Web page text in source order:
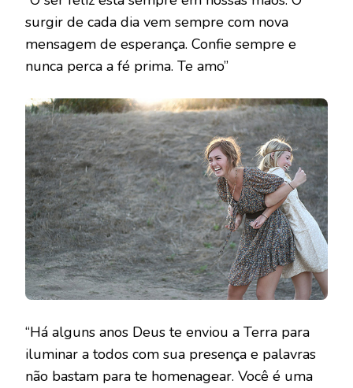
surgir de cada dia vem sempre com nova
mensagem de esperança. Confie sempre e
nunca perca a fé prima. Te amo”
“Há alguns anos Deus te enviou a Terra para
iluminar a todos com sua presença e palavras
não bastam para te homenagear. Você é uma